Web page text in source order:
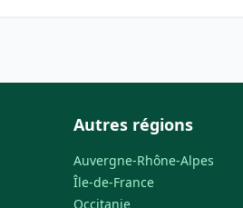
Autres régions
Auvergne-Rhône-Alpes
Île-de-France
Occitanie